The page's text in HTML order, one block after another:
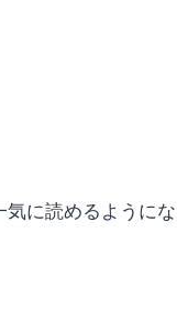
に読めるようにな